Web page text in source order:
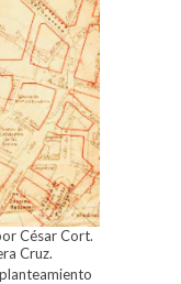
César Cort.
Cruz.